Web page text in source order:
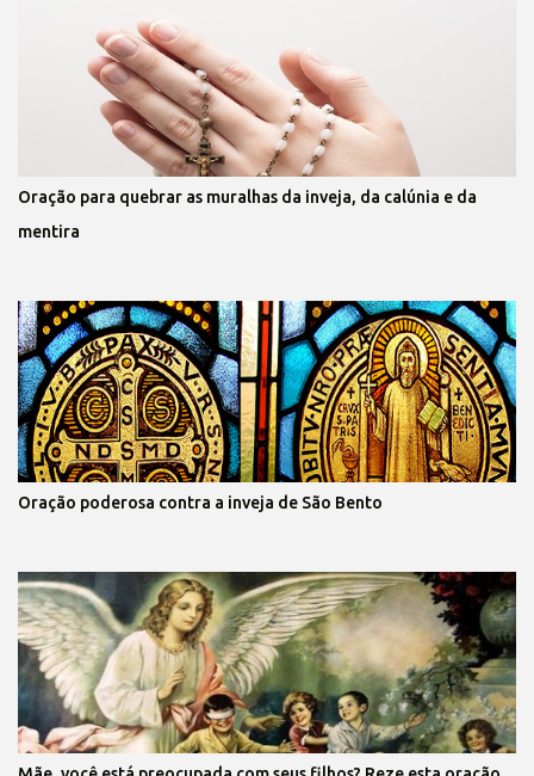
Oração para quebrar as muralhas da inveja, da calúnia e da
mentira
Oração poderosa contra a inveja de São Bento